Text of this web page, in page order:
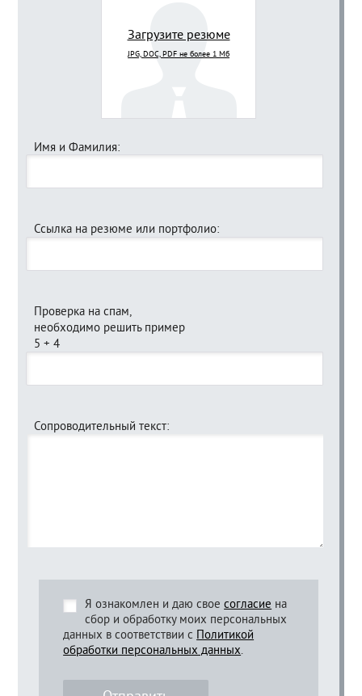
Загрузите резюме
JPG, DOC, PDF не более 1 Мб
Имя и Фамилия:
Ссылка на резюме или портфолио:
Проверка на спам,
необходимо решить пример
5 + 4
Сопроводительный текст:
Я ознакомлен и даю своесогласие на
сбор и обработку моих персональных
данных в соответствии с Политикой
обработки персональных данных.